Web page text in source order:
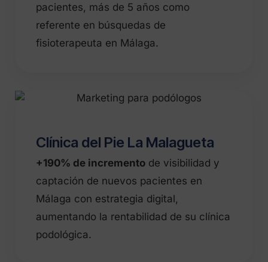
pacientes, más de 5 años como
referente en búsquedas de
fisioterapeuta en Málaga.
Clínica del Pie La Malagueta
+190% de incremento de visibilidad y
captación de nuevos pacientes en
Málaga con estrategia digital,
aumentando la rentabilidad de su clínica
podológica.